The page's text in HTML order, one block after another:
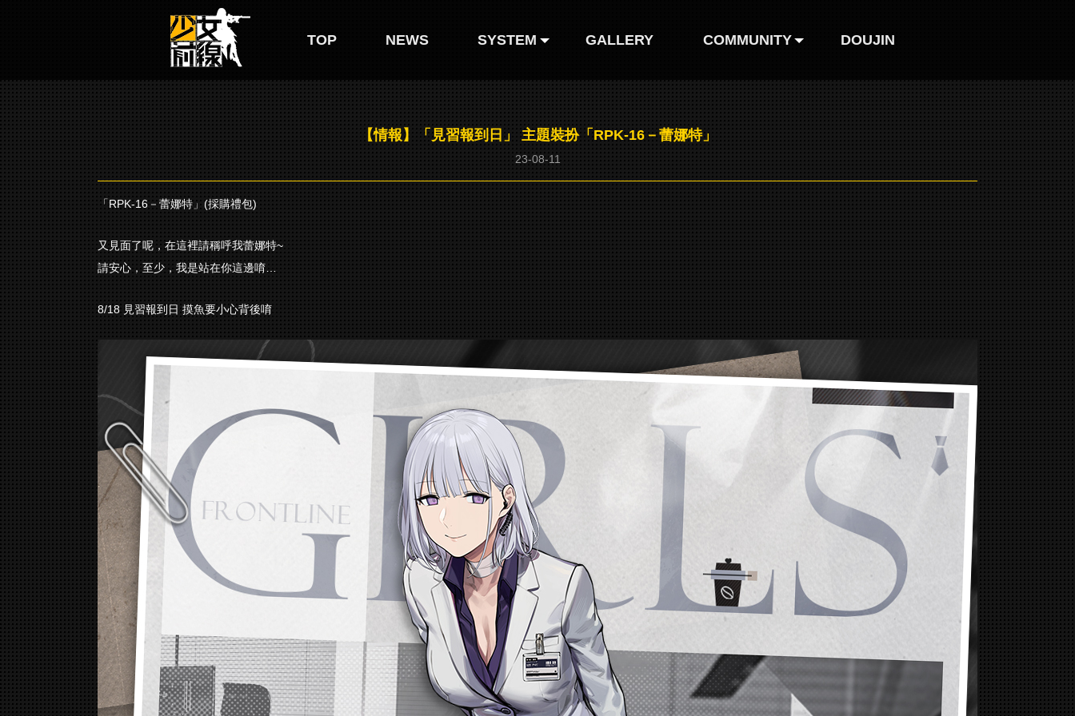
TOP NEWS SYSTEM
人形装扮
GALLERY COMMUNITY DOUJIN
【情報】「見習報到日」 主題裝扮「RPK-16－蕾娜特」
23-08-11
「RPK-16－蕾娜特」(採購禮包)
又見面了呢，在這裡請稱呼我蕾娜特~
請安心，至少，我是站在你這邊唷…
8/18 見習報到日 摸魚要小心背後唷